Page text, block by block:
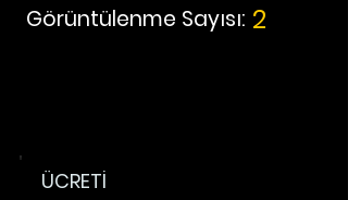
Görüntülenme Sayısı: 2
ÜCRETİ